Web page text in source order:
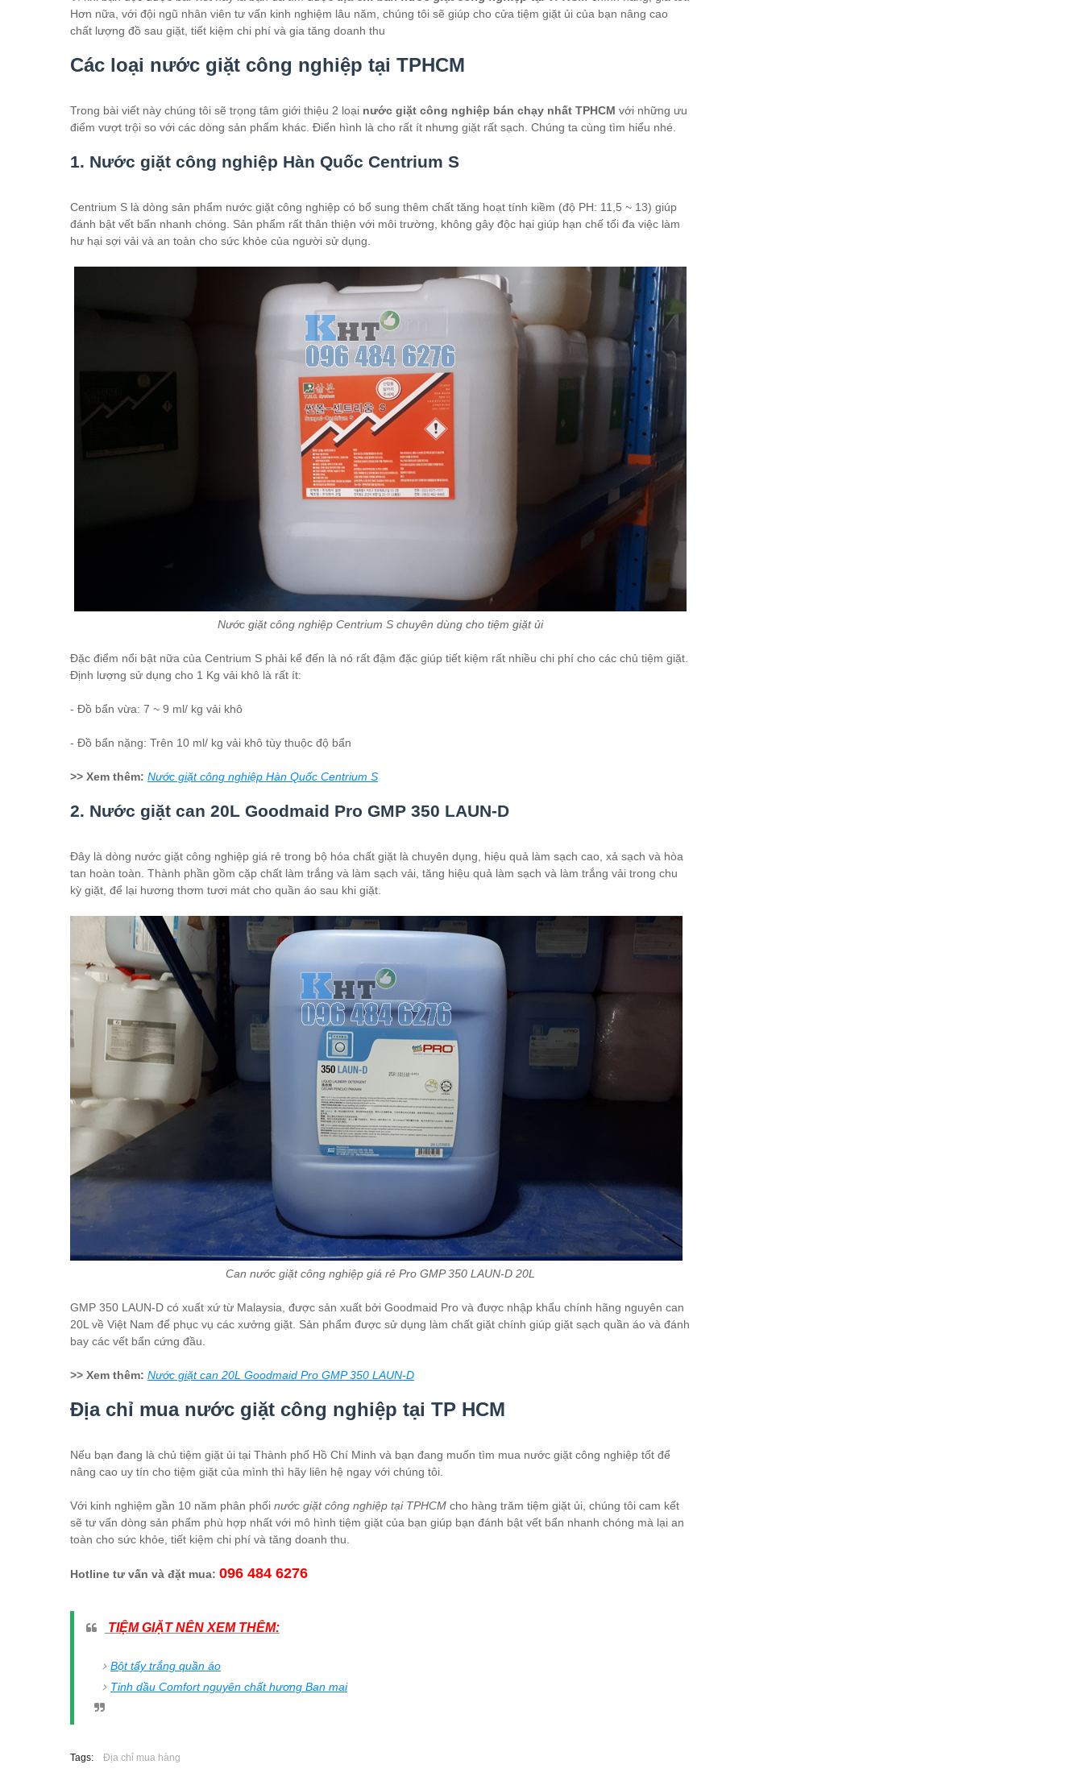
Hơn nữa, với đội ngũ nhân viên tư vấn kinh nghiệm lâu năm, chúng tôi sẽ giúp cho cửa tiệm giặt ủi của bạn nâng cao
chất lượng đồ sau giặt, tiết kiệm chi phí và gia tăng doanh thu
Các loại nước giặt công nghiệp tại TPHCM
Trong bài viết này chúng tôi sẽ trọng tâm giới thiệu 2 loại nước giặt công nghiệp bán chạy nhất TPHCM với những ưu
điểm vượt trội so với các dòng sản phẩm khác. Điển hình là cho rất ít nhưng giặt rất sạch. Chúng ta cùng tìm hiểu nhé.
1. Nước giặt công nghiệp Hàn Quốc Centrium S
Centrium S là dòng sản phẩm nước giặt công nghiệp có bổ sung thêm chất tăng hoạt tính kiềm (độ PH: 11,5 ~ 13) giúp
đánh bật vết bẩn nhanh chóng. Sản phẩm rất thân thiện với môi trường, không gây độc hại giúp hạn chế tối đa việc làm
hư hại sợi vải và an toàn cho sức khỏe của người sử dụng.
Nước giặt công nghiệp Centrium S chuyên dùng cho tiệm giặt ủi
Đặc điểm nổi bật nữa của Centrium S phải kể đến là nó rất đậm đặc giúp tiết kiệm rất nhiều chi phí cho các chủ tiệm giặt.
Định lượng sử dụng cho 1 Kg vải khô là rất ít:
- Đồ bẩn vừa: 7 ~ 9 ml/ kg vải khô
- Đồ bẩn nặng: Trên 10 ml/ kg vải khô tùy thuộc độ bẩn
>> Xem thêm: Nước giặt công nghiệp Hàn Quốc Centrium S
2. Nước giặt can 20L Goodmaid Pro GMP 350 LAUN-D
Đây là dòng nước giặt công nghiệp giá rẻ trong bộ hóa chất giặt là chuyên dụng, hiệu quả làm sạch cao, xả sạch và hòa
tan hoàn toàn. Thành phần gồm cặp chất làm trắng và làm sạch vải, tăng hiệu quả làm sạch và làm trắng vải trong chu
kỳ giặt, để lại hương thơm tươi mát cho quần áo sau khi giặt.
Can nước giặt công nghiệp giá rẻ Pro GMP 350 LAUN-D 20L
GMP 350 LAUN-D có xuất xứ từ Malaysia, được sản xuất bởi Goodmaid Pro và được nhập khẩu chính hãng nguyên can
20L về Việt Nam để phục vụ các xưởng giặt. Sản phẩm được sử dụng làm chất giặt chính giúp giặt sạch quần áo và đánh
bay các vết bẩn cứng đầu.
>> Xem thêm: Nước giặt can 20L Goodmaid Pro GMP 350 LAUN-D
Địa chỉ mua nước giặt công nghiệp tại TP HCM
Nếu bạn đang là chủ tiệm giặt ủi tại Thành phố Hồ Chí Minh và bạn đang muốn tìm mua nước giặt công nghiệp tốt để
nâng cao uy tín cho tiệm giặt của mình thì hãy liên hệ ngay với chúng tôi.
Với kinh nghiệm gần 10 năm phân phối nước giặt công nghiệp tại TPHCM cho hàng trăm tiệm giặt ủi, chúng tôi cam kết
sẽ tư vấn dòng sản phẩm phù hợp nhất với mô hình tiệm giặt của bạn giúp bạn đánh bật vết bẩn nhanh chóng mà lại an
toàn cho sức khỏe, tiết kiệm chi phí và tăng doanh thu.
Hotline tư vấn và đặt mua: 096 484 6276
TIỆM GIẶT NÊN XEM THÊM:
Bột tẩy trắng quần áo
Tinh dầu Comfort nguyên chất hương Ban mai
Tags: Địa chỉ mua hàng